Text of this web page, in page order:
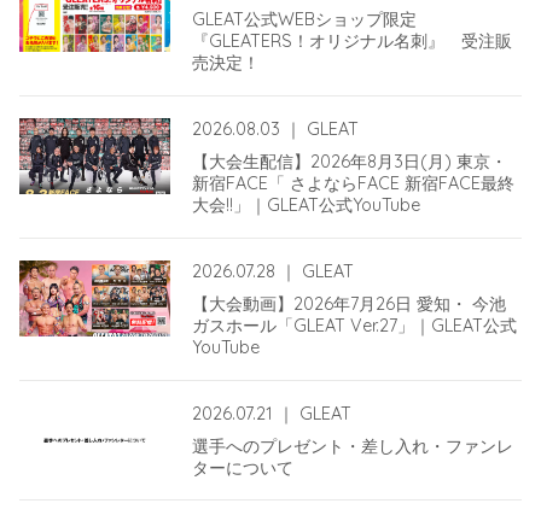
GLEAT公式WEBショップ限定
『GLEATERS！オリジナル名刺』 受注販
売決定！
2026.08.03 ｜ GLEAT
【大会生配信】2026年8月3日(月) 東京・
新宿FACE「 さよならFACE 新宿FACE最終
大会!!」｜GLEAT公式YouTube
2026.07.28 ｜ GLEAT
【大会動画】2026年7月26日 愛知・ 今池
ガスホール「GLEAT Ver.27」｜GLEAT公式
YouTube
2026.07.21 ｜ GLEAT
選手へのプレゼント・差し入れ・ファンレ
ターについて